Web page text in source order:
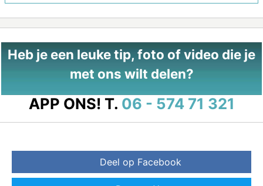
Heb je een leuke tip, foto of video die je
met ons wilt delen?
APP ONS! T. 06 - 574 71 321
Deel op Facebook